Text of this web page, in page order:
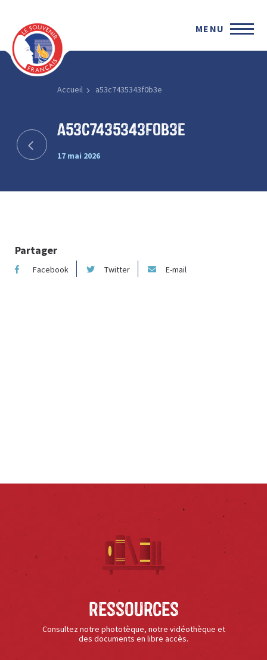
MENU
Accueil a53c7435343f0b3e
a53c7435343f0b3e
17 mai 2026
Partager
Facebook Twitter E-mail
Ressources
Consultez notre phototèque, notre vidéothèque et
des documents en libre accès.